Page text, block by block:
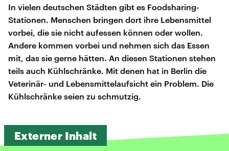
In vielen deutschen Städten gibt es Foodsharing-
Stationen. Menschen bringen dort ihre Lebensmittel
vorbei, die sie nicht aufessen können oder wollen.
Andere kommen vorbei und nehmen sich das Essen
mit, das sie gerne hätten. An diesen Stationen stehen
teils auch Kühlschränke. Mit denen hat in Berlin die
Veterinär- und Lebensmittelaufsicht ein Problem. Die
Kühlschränke seien zu schmutzig.
Externer Inhalt